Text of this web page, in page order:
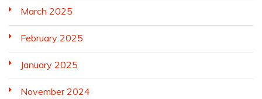
March 2025
February 2025
January 2025
November 2024